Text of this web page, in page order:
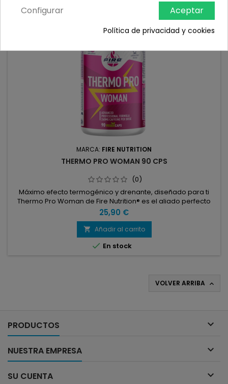
MARCA: FIRE NUTRITION
THERMO PRO WOMAN 90 CPS
(0)
Máximo efecto termogénico y drenante, diseñado para ti
Thermo Pro Woman de Fire Nutrition® es el aliado perfecto
para la mujer que quiere ir más allá
Precio
25,90 €
 Añadir al carrito
 En stock
VOLVER ARRIBA 
PRODUCTOS 
NUESTRA EMPRESA 
SU CUENTA 
Aceptar
Configurar
Política de privacidad y cookies